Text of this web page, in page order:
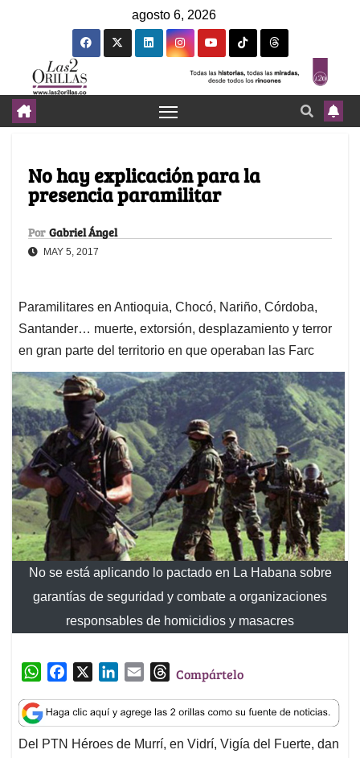
agosto 6, 2026
No hay explicación para la
presencia paramilitar
Por Gabriel Ángel
MAY 5, 2017
Paramilitares en Antioquia, Chocó, Nariño, Córdoba,
Santander… muerte, extorsión, desplazamiento y terror
en gran parte del territorio en que operaban las Farc
No se está aplicando lo pactado en La Habana sobre
garantías de seguridad y combate a organizaciones
responsables de homicidios y masacres
W
a
t
s
c
e
b
n
k
e
a
i
l
T
r
e
a
Compártelo
Del PTN Héroes de Murrí, en Vidrí, Vigía del Fuerte, dan